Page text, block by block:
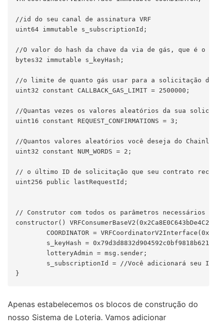
//id do seu canal de assinatura VRF
uint64 immutable s_subscriptionId;
//O valor do hash da chave da via de gás, que é o
bytes32 immutable s_keyHash;
//o limite de quanto gás usar para a solicitação de
uint32 constant CALLBACK_GAS_LIMIT = 2500000;
//Quantas vezes os valores aleatórios da sua
uint16 constant REQUEST_CONFIRMATIONS = 3;
//Quantos valores aleatórios você deseja do
uint32 constant NUM_WORDS = 2;
// o último ID de solicitação que seu contrato
uint256 public lastRequestId;
// Construtor com todos os parâmetros necessários
constructor()
COORDINATOR =
s_keyHash =
        lotteryAdmin = msg.sender;
s_subscriptionId = //Você adicionará seu ID
Apenas estabelecemos os blocos de construção do
nosso Sistema de Loteria. Vamos adicionar